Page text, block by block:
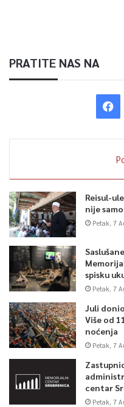
PRATITE NAS NA
Reisul-
nije
Petak, 7
spisku
Petak, 7
Juli
Više od
noćenja
Petak, 7
centar
Petak, 7